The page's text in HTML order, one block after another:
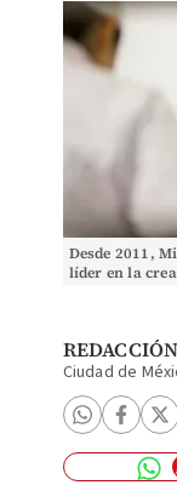
Desde 2011,
líder en la
REDACCIÓN
Ciudad de